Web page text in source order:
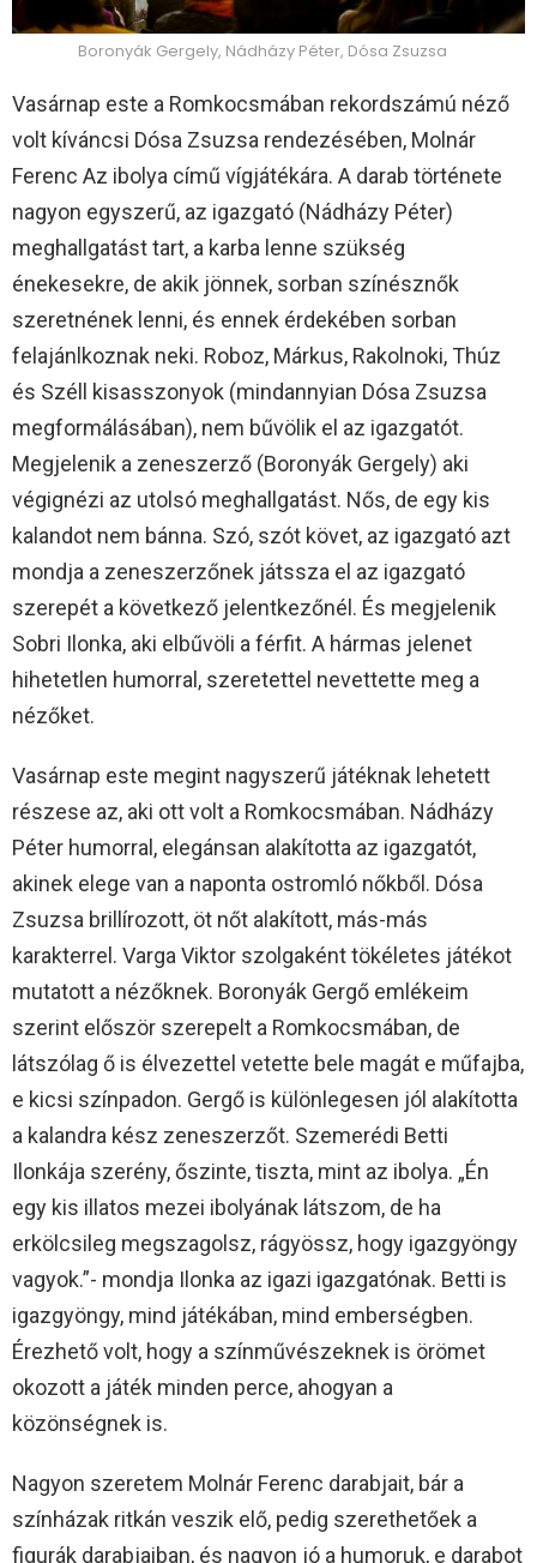
Boronyák Gergely, Nádházy Péter, Dósa Zsuzsa
Vasárnap este a Romkocsmában rekordszámú néző
volt kíváncsi Dósa Zsuzsa rendezésében, Molnár
Ferenc Az ibolya című vígjátékára. A darab története
nagyon egyszerű, az igazgató (Nádházy Péter)
meghallgatást tart, a karba lenne szükség
énekesekre, de akik jönnek, sorban színésznők
szeretnének lenni, és ennek érdekében sorban
felajánlkoznak neki. Roboz, Márkus, Rakolnoki, Thúz
és Széll kisasszonyok (mindannyian Dósa Zsuzsa
megformálásában), nem bűvölik el az igazgatót.
Megjelenik a zeneszerző (Boronyák Gergely) aki
végignézi az utolsó meghallgatást. Nős, de egy kis
kalandot nem bánna. Szó, szót követ, az igazgató azt
mondja a zeneszerzőnek játssza el az igazgató
szerepét a következő jelentkezőnél. És megjelenik
Sobri Ilonka, aki elbűvöli a férfit. A hármas jelenet
hihetetlen humorral, szeretettel nevettette meg a
nézőket.
Vasárnap este megint nagyszerű játéknak lehetett
részese az, aki ott volt a Romkocsmában. Nádházy
Péter humorral, elegánsan alakította az igazgatót,
akinek elege van a naponta ostromló nőkből. Dósa
Zsuzsa brillírozott, öt nőt alakított, más-más
karakterrel. Varga Viktor szolgaként tökéletes játékot
mutatott a nézőknek. Boronyák Gergő emlékeim
szerint először szerepelt a Romkocsmában, de
látszólag ő is élvezettel vetette bele magát e műfajba,
e kicsi színpadon. Gergő is különlegesen jól alakította
a kalandra kész zeneszerzőt. Szemerédi Betti
Ilonkája szerény, őszinte, tiszta, mint az ibolya. „Én
egy kis illatos mezei ibolyának látszom, de ha
erkölcsileg megszagolsz, rágyössz, hogy igazgyöngy
vagyok.”- mondja Ilonka az igazi igazgatónak. Betti is
igazgyöngy, mind játékában, mind emberségben.
Érezhető volt, hogy a színművészeknek is örömet
okozott a játék minden perce, ahogyan a
közönségnek is.
Nagyon szeretem Molnár Ferenc darabjait, bár a
színházak ritkán veszik elő, pedig szerethetőek a
figurák darabjaiban, és nagyon jó a humoruk, e darabot